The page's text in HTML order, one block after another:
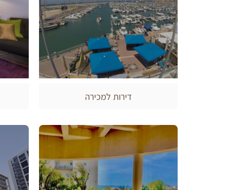
דירות למכירה